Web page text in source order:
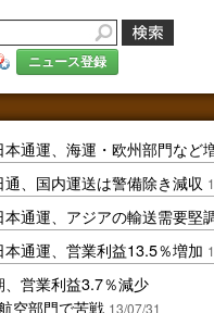
ニュース登録
本通運、海運・欧州部門など
通、国内運送は警備除き減収
本通運、アジアの輸送需要堅
本通運、営業利益13.5％増加
、営業利益3.7％減少
空部門で苦戦 13/07/31